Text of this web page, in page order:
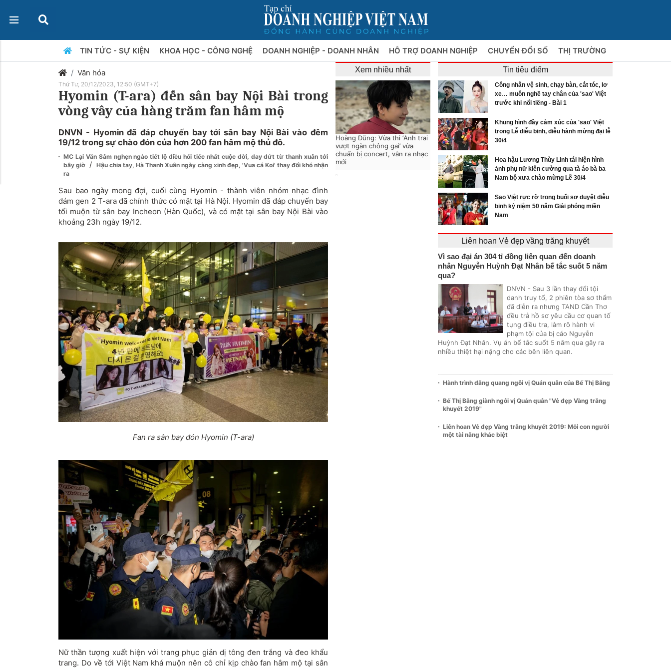
TIN TỨC - SỰ KIỆN KHOA HỌC - CÔNG NGHỆ DOANH NGHIỆP - DOANH NHÂN HỖ TRỢ DOANH NGHIỆP CHUYỂN ĐỔI SỐ THỊ TRƯỜNG
Văn hóa
Thứ Tư, 20/12/2023, 12:50 (GMT+7)
Hyomin (T-ara) đến sân bay Nội Bài trong
vòng vây của hàng trăm fan hâm mộ
DNVN - Hyomin đã đáp chuyến bay tới sân bay Nội Bài vào đêm
19/12 trong sự chào đón của hơn 200 fan hâm mộ thủ đô.
MC Lại Văn Sâm nghẹn ngào tiết lộ điều hối tiếc nhất cuộc đời, day dứt từ thanh xuân tới
bây giờ /
Hậu chia tay, Hà Thanh Xuân ngày càng xinh đẹp, 'Vua cá Koi' thay đổi khó nhận
ra
Sau bao ngày mong đợi, cuối cùng Hyomin - thành viên nhóm nhạc đình
đám gen 2 T-ara đã chính thức có mặt tại Hà Nội. Hyomin đã đáp chuyến bay
tối muộn từ sân bay Incheon (Hàn Quốc), và có mặt tại sân bay Nội Bài vào
khoảng 23h ngày 19/12.
Fan ra sân bay đón Hyomin (T-ara)
Nữ thần tượng xuất hiện với trang phục giản dị tông đen trắng và đeo khẩu
trang. Do về tới Việt Nam khá muộn nên cô chỉ kịp chào fan hâm mộ tại sân
Xem nhiều nhất
Hoàng Dũng: Vừa thi ‘Anh trai
vượt ngàn chông gai’ vừa
chuẩn bị concert, vẫn ra nhạc
mới
Tin tiêu điểm
Công nhân vệ sinh, chạy bàn, cắt tóc, lơ
xe… muôn nghề tay chân của 'sao' Việt
trước khi nổi tiếng - Bài 1
Khung hình đầy cảm xúc của 'sao' Việt
trong Lễ diễu binh, diễu hành mừng đại lễ
30/4
Hoa hậu Lương Thùy Linh tái hiện hình
ảnh phụ nữ kiên cường qua tà áo bà ba
Nam bộ xưa chào mừng Lễ 30/4
Sao Việt rực rỡ trong buổi sơ duyệt diễu
binh kỷ niệm 50 năm Giải phóng miền
Nam
Liên hoan Vẻ đẹp vầng trăng khuyết
Vì sao đại án 304 tỉ đồng liên quan đến doanh
nhân Nguyễn Huỳnh Đạt Nhân bế tắc suốt 5 năm
qua?
DNVN - Sau 3 lần thay đổi tội
danh truy tố, 2 phiên tòa sơ thẩm
đã diễn ra nhưng TAND Cần Thơ
đều trả hồ sơ yêu cầu cơ quan tố
tụng điều tra, làm rõ hành vi
phạm tội của bị cáo Nguyễn
Huỳnh Đạt Nhân. Vụ án bế tắc suốt 5 năm qua gây ra
nhiều thiệt hại nặng cho các bên liên quan.
Hành trình đăng quang ngôi vị Quán quân của Bế Thị Băng
Bế Thị Băng giành ngôi vị Quán quân "Vẻ đẹp Vầng trăng
khuyết 2019"
Liên hoan Vẻ đẹp Vầng trăng khuyết 2019: Mỗi con người
một tài năng khác biệt